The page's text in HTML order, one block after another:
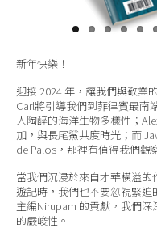
新年快樂！
迎接 2024 年，讓我們與敬業
Carl將引導我們到菲律賓最南
人陶醉的海洋生物多樣性；
加，與長尾鯊共度時光；而
de Palos，那裡有值得我們觀
當我們沉浸於來自才華橫溢
遊記時，我們也不要忽視緊迫
主編Nirupam 的貢獻，我們
的嚴峻性。